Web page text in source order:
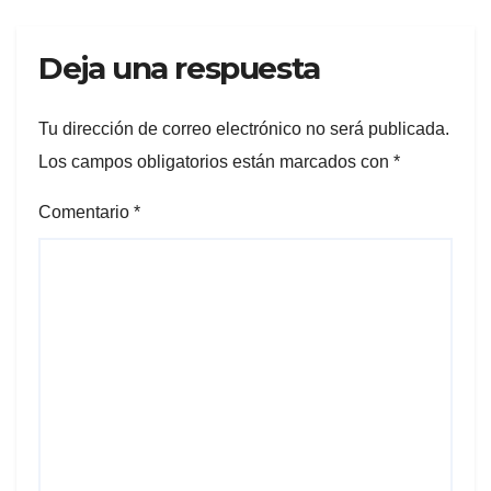
Deja una respuesta
Tu dirección de correo electrónico no será publicada.
Los campos obligatorios están marcados con *
Comentario *